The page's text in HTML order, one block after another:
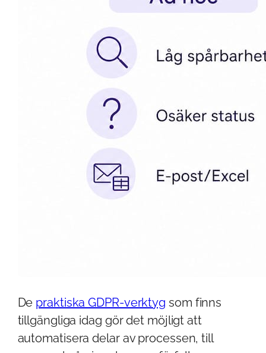
De praktiska GDPR-verktyg som finns
tillgängliga idag gör det möjligt att
automatisera delar av processen, till